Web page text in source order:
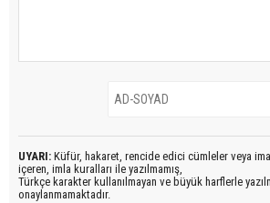
UYARI: Küfür, hakaret, rencide edici cümleler veya
içeren, imla kuralları ile yazılmamış,
Türkçe karakter kullanılmayan ve büyük harflerle
onaylanmamaktadır.